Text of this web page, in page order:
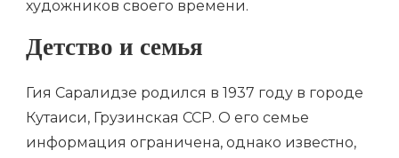
художников своего времени.
Детство и семья
Гия Саралидзе родился в 1937 году в городе
Кутаиси, Грузинская ССР. О его семье
информация ограничена, однако известно,